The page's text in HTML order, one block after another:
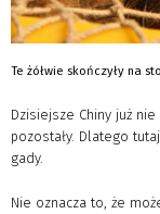
Te żółwie skończyły na
Dzisiejsze Chiny już
pozostały. Dlatego
gady.
Nie oznacza to, że